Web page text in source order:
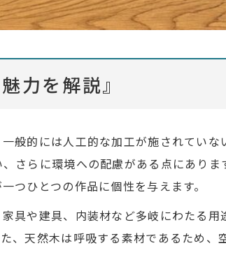
力を解説』
般的には人工的な加工が施されてい
さらに環境への配慮がある点にあり
つひとつの作品に個性を与えます。
具や建具、内装材など多岐にわたる
、天然木は呼吸する素材であるため